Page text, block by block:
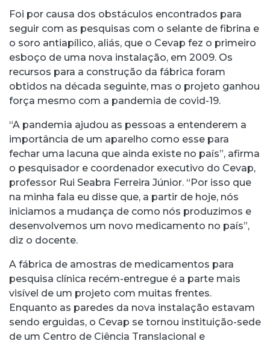
Foi por causa dos obstáculos encontrados para
seguir com as pesquisas com o selante de fibrina e
o soro antiapílico, aliás, que o Cevap fez o primeiro
esboço de uma nova instalação, em 2009. Os
recursos para a construção da fábrica foram
obtidos na década seguinte, mas o projeto ganhou
força mesmo com a pandemia de covid-19.
“A pandemia ajudou as pessoas a entenderem a
importância de um aparelho como esse para
fechar uma lacuna que ainda existe no país”, afirma
o pesquisador e coordenador executivo do Cevap,
professor Rui Seabra Ferreira Júnior. “Por isso que
na minha fala eu disse que, a partir de hoje, nós
iniciamos a mudança de como nós produzimos e
desenvolvemos um novo medicamento no país”,
diz o docente.
A fábrica de amostras de medicamentos para
pesquisa clínica recém-entregue é a parte mais
visível de um projeto com muitas frentes.
Enquanto as paredes da nova instalação estavam
sendo erguidas, o Cevap se tornou instituição-sede
de um Centro de Ciência Translacional e